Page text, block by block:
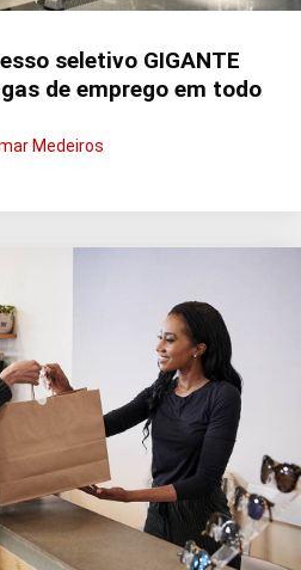
seletivo GIGANTE
de emprego em todo
Medeiros